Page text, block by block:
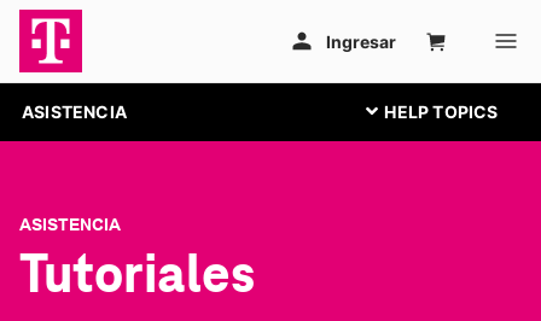
ASISTENCIA
ASISTENCIA
Tutoriales